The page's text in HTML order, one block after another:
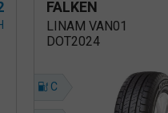
FALKEN
LINAM VAN01
DOT2024
C